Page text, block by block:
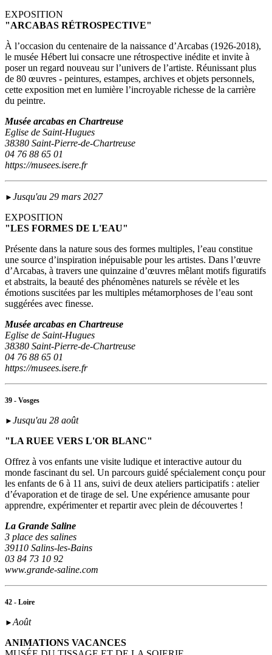
EXPOSITION
"ARCABAS RÉTROSPECTIVE"
À l’occasion du centenaire de la naissance d’Arcabas (1926-2018),
le musée Hébert lui consacre une rétrospective inédite et invite à
poser un regard nouveau sur l’univers de l’artiste. Réunissant plus
de 80 œuvres - peintures, estampes, archives et objets personnels,
cette exposition met en lumière l’incroyable richesse de la carrière
du peintre.
Musée arcabas en Chartreuse
Eglise de Saint-Hugues
38380 Saint-Pierre-de-Chartreuse
04 76 88 65 01
https://musees.isere.fr
► Jusqu'au 29 mars 2027
EXPOSITION
"LES FORMES DE L'EAU"
Présente dans la nature sous des formes multiples, l’eau constitue
une source d’inspiration inépuisable pour les artistes. Dans l’œuvre
d’Arcabas, à travers une quinzaine d’œuvres mêlant motifs figuratifs
et abstraits, la beauté des phénomènes naturels se révèle et les
émotions suscitées par les multiples métamorphoses de l’eau sont
suggérées avec finesse.
Musée arcabas en Chartreuse
Eglise de Saint-Hugues
38380 Saint-Pierre-de-Chartreuse
04 76 88 65 01
https://musees.isere.fr
39 - Vosges
► Jusqu'au 28 août
"LA RUEE VERS L'OR BLANC"
Offrez à vos enfants une visite ludique et interactive autour du
monde fascinant du sel. Un parcours guidé spécialement conçu pour
les enfants de 6 à 11 ans, suivi de deux ateliers participatifs : atelier
d’évaporation et de tirage de sel. Une expérience amusante pour
apprendre, expérimenter et repartir avec plein de découvertes !
La Grande Saline
3 place des salines
39110 Salins-les-Bains
03 84 73 10 92
www.grande-saline.com
42 - Loire
►Août
ANIMATIONS VACANCES